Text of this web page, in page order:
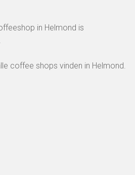
in Helmond is
.
coffee shops vinden in Helmond.